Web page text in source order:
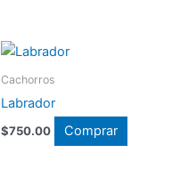
Cachorros
Labrador
$750.00 Comprar